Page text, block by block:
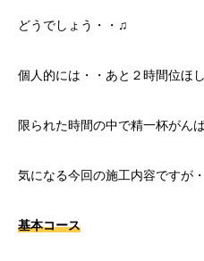
どうでしょう・・♫
個人的には・・あと２時間位ほ
限られた時間の中で精一杯がん
気になる今回の施工内容ですが・
基本コース